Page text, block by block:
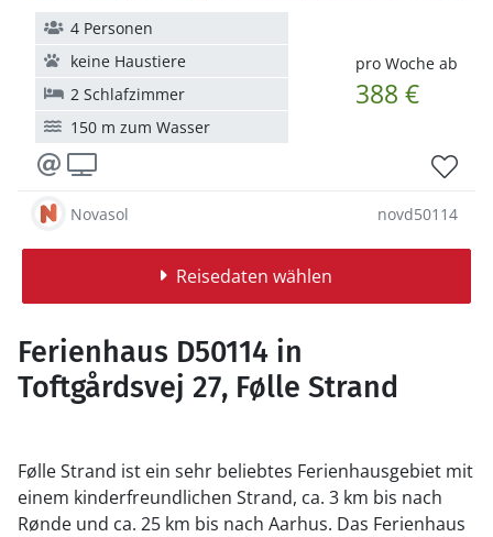
pro Woche ab
388 €
4 Personen
keine Haustiere
2 Schlafzimmer
150 m zum Wasser
Novasol novd50114
Reisedaten wählen
Ferienhaus D50114 in
Toftgårdsvej 27, Følle Strand
Følle Strand ist ein sehr beliebtes Ferienhausgebiet mit
einem kinderfreundlichen Strand, ca. 3 km bis nach
Rønde und ca. 25 km bis nach Aarhus. Das Ferienhaus